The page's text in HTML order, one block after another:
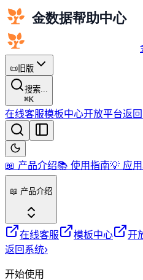
📜 旧版
搜索...
⌘K
在线客服模板中心开放平台返
📖 产品介绍📚 使用指南💡 应
📖 产品介绍
在线客服 模板中心
开
返回系统›
开始使用